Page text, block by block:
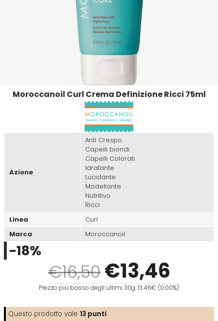
Astra
Colorpack
Comprof
Cosmethic
Directions
E
Edelstein
Elgon
Elios
Emulsioni Ossidanti
Emulsioni Permanenti
Moroccanoil Curl Crema Definizione Ricci 75ml
Azione
Anti Crespo
Capelli biondi
Capelli Colorati
Idratante
Lucidante
Modellante
Nutritivo
Ricci
Linea
Curl
Marca
Moroccanoil
€16,50€13,46
-18%
Prezzo più basso degli ultimi 30g: 13.46€ (0.00%)
Questo prodotto vale 13 punti